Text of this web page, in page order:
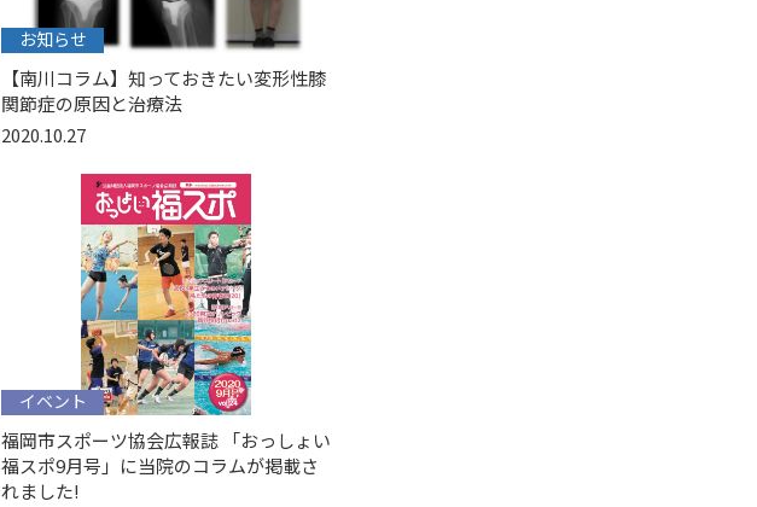
お知らせ
【南川コラム】知っておきたい変形性膝
関節症の原因と治療法
2020.10.27
イベント
福岡市スポーツ協会広報誌 「おっしょい
福スポ9月号」に当院のコラムが掲載さ
れました!